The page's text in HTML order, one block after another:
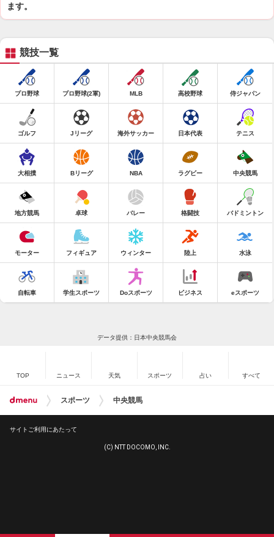
ます。
競技一覧
プロ野球 プロ野球(2軍) MLB 高校野球 侍ジャパン
ゴルフ Jリーグ 海外サッカー 日本代表 テニス
大相撲 Bリーグ NBA ラグビー 中央競馬
地方競馬 卓球 バレー 格闘技 バドミントン
モーター フィギュア ウィンター 陸上 水泳
自転車 学生スポーツ Doスポーツ ビジネス eスポーツ
データ提供：日本中央競馬会
TOP ニュース 天気 スポーツ 占い すべて
スポーツ 中央競馬
サイトご利用にあたって
(C) NTT DOCOMO, INC.